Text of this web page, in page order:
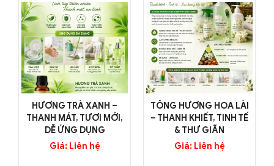
HƯƠNG TRÀ XANH –
THANH MÁT, TƯƠI MỚI,
DỄ ỨNG DỤNG
Giá: Liên hệ
TÔNG HƯƠNG HOA LÀI
– THANH KHIẾT, TINH TẾ
& THƯ GIÃN
Giá: Liên hệ